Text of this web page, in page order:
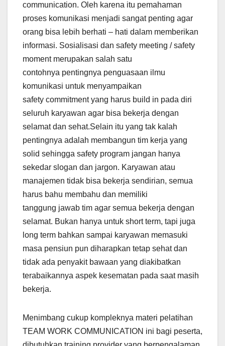
communication. Oleh karena itu pemahaman
proses komunikasi menjadi sangat penting agar
orang bisa lebih berhati – hati dalam memberikan
informasi. Sosialisasi dan safety meeting / safety
moment merupakan salah satu
contohnya pentingnya penguasaan ilmu
komunikasi untuk menyampaikan
safety commitment yang harus build in pada diri
seluruh karyawan agar bisa bekerja dengan
selamat dan sehat.Selain itu yang tak kalah
pentingnya adalah membangun tim kerja yang
solid sehingga safety program jangan hanya
sekedar slogan dan jargon. Karyawan atau
manajemen tidak bisa bekerja sendirian, semua
harus bahu membahu dan memiliki
tanggung jawab tim agar semua bekerja dengan
selamat. Bukan hanya untuk short term, tapi juga
long term bahkan sampai karyawan memasuki
masa pensiun pun diharapkan tetap sehat dan
tidak ada penyakit bawaan yang diakibatkan
terabaikannya aspek kesematan pada saat masih
bekerja.
Menimbang cukup kompleknya materi pelatihan
TEAM WORK COMMUNICATION ini bagi peserta,